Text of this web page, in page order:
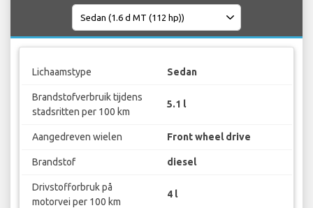
Lichaamstype Sedan
Brandstofverbruik tijdens
stadsritten per 100 km
5.1 l
Aangedreven wielen Front wheel drive
Brandstof diesel
Drivstofforbruk på
motorvei per 100 km
4 l